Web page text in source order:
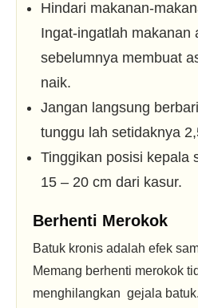
Hindari makanan-
Ingat-ingatlah makanan
sebelumnya membuat
naik.
Jangan langsung
tunggu lah setidaknya
Tinggikan posisi kepala
15 – 20 cm dari kasur.
Berhenti Merokok
Batuk kronis adalah efek
Memang berhenti merokok
menghilangkan gejala